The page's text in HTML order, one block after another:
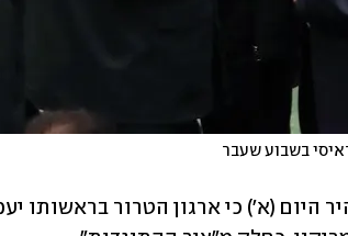
בשבוע שעבר